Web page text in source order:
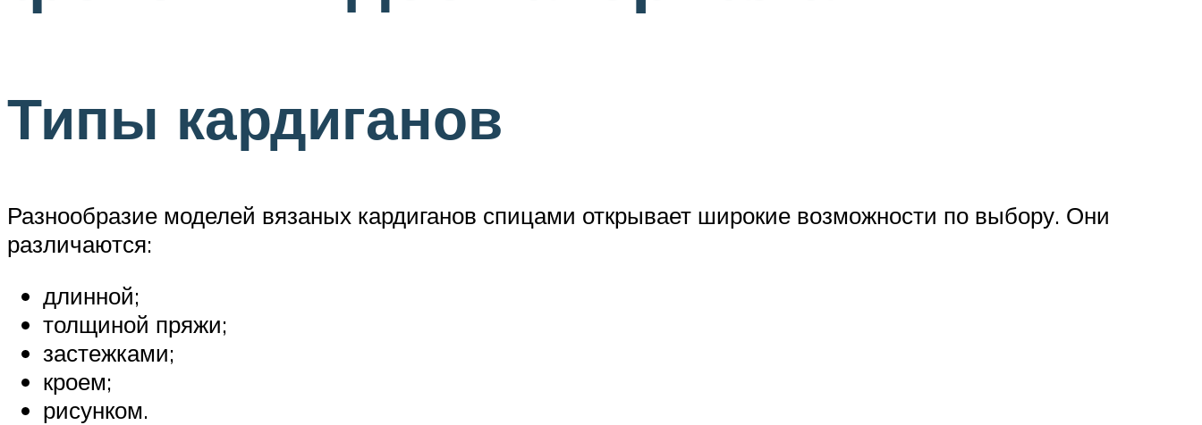
Типы кардиганов
Разнообразие моделей вязаных кардиганов спицами открывает широкие возможности по выбору. Они
различаются:
длинной;
толщиной пряжи;
застежками;
кроем;
рисунком.